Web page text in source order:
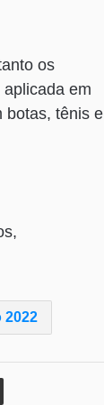
os
em
botas, tênis e
2022